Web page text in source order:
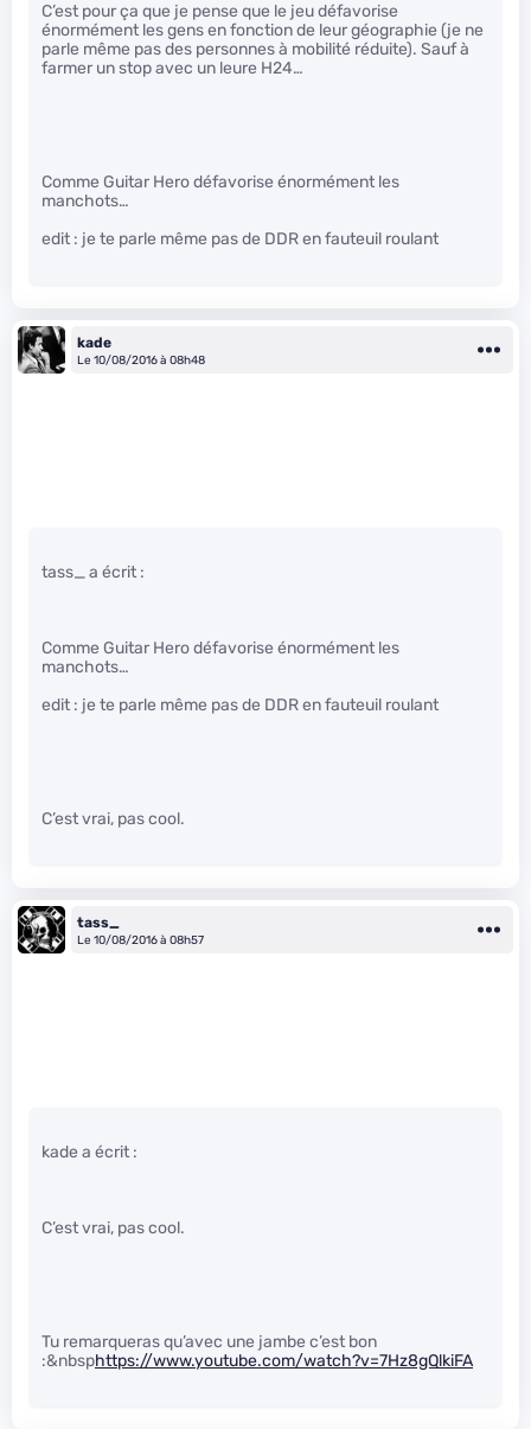
C’est pour ça que je pense que le jeu défavorise
énormément les gens en fonction de leur géographie (je ne
parle même pas des personnes à mobilité réduite). Sauf à
farmer un stop avec un leure H24…
Comme Guitar Hero défavorise énormément les
manchots…
edit : je te parle même pas de DDR en fauteuil roulant
kade
Le 10/08/2016 à 08h48
tass_ a écrit :
Comme Guitar Hero défavorise énormément les
manchots…
edit : je te parle même pas de DDR en fauteuil roulant
C’est vrai, pas cool.
tass_
Le 10/08/2016 à 08h57
kade a écrit :
C’est vrai, pas cool.
Tu remarqueras qu’avec une jambe c’est bon
:&nbsphttps://www.youtube.com/watch?v=7Hz8gQlkiFA